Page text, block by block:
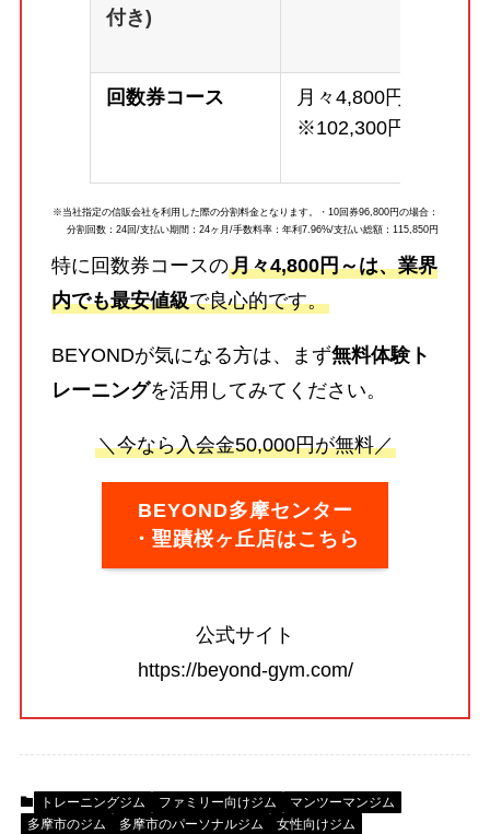
付き)
回数券コース
月々4,800円～
※102,300円
※当社指定の信販会社を利用した際の分割料金となります。・10回券96,800円の場合：
分割回数：24回/支払い期間：24ヶ月/手数料率：年利7.96%/支払い総額：115,850円
特に回数券コースの月々4,800円～は、業界
内でも最安値級で良心的です。
BEYONDが気になる方は、まず無料体験ト
レーニングを活用してみてください。
＼今なら入会金50,000円が無料／
BEYOND多摩センター
・聖蹟桜ヶ丘店はこちら
公式サイト
https://beyond-gym.com/
トレーニングジム ファミリー向けジム
マンツーマンジム
多摩市のジム
多摩市のパーソナルジム
女性向けジム